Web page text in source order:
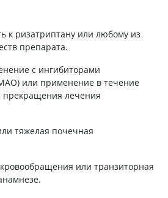
к ризатриптану или любому из
препарата.
с ингибиторами
или применение в течение
прекращения лечения
тяжелая почечная
или транзиторная